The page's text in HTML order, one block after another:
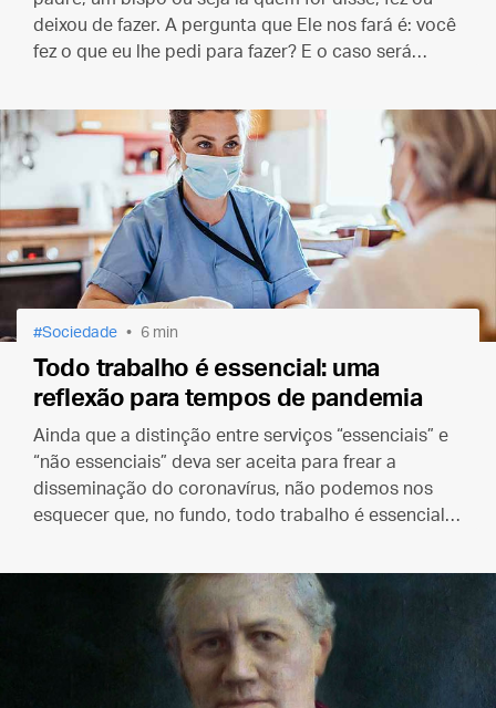
deixou de fazer. A pergunta que Ele nos fará é: você
fez o que eu lhe pedi para fazer? E o caso será
Sociedade 6 min
Todo trabalho é essencial: uma
reflexão para tempos de pandemia
Ainda que a distinção entre serviços “essenciais” e
“não essenciais” deva ser aceita para frear a
disseminação do coronavírus, não podemos nos
esquecer que, no fundo, todo trabalho é essencial,